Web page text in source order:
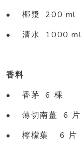
• 椰漿
200 ml
•
清水 1000 ml
香料
• 香茅 6 棵
• 薄切南薑 6 片
• 檸檬葉 6 片